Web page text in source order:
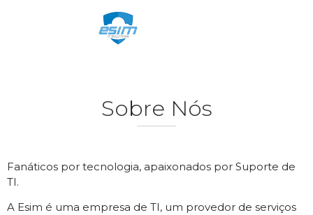
Sobre Nós
Fanáticos por tecnologia, apaixonados por Suporte de
TI.
A Esim é uma empresa de TI, um provedor de serviços